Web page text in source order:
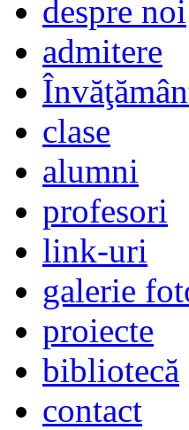
despre noi
admitere
clase
alumni
profesori
link-uri
galerie
proiecte
bibliotecă
contact